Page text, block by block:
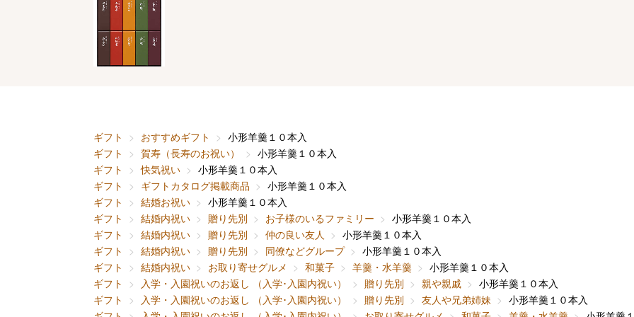
ギフト おすすめギフト
小形羊羹１０本入
ギフト
賀寿（長寿のお祝い）
小形羊羹１０本入
ギフト
快気祝い
小形羊羹１０本入
ギフト
ギフトカタログ掲載商品
小形羊羹１０本入
ギフト
結婚お祝い
小形羊羹１０本入
ギフト
結婚内祝い 贈り先別 お子様のいるファミリー
小形羊羹１０本入
ギフト
結婚内祝い 贈り先別 仲の良い友人
小形羊羹１０本入
ギフト
結婚内祝い 贈り先別 同僚などグループ
小形羊羹１０本入
ギフト
結婚内祝い お取り寄せグルメ 和菓子 羊羹・水羊羹
小形羊羹１０本入
ギフト
入学・入園祝いのお返し （入学･入園内祝い） 贈り先別 親や親戚
小形羊羹１０本入
ギフト
入学・入園祝いのお返し （入学･入園内祝い） 贈り先別 友人や兄弟姉妹
小形羊羹１０本入